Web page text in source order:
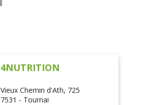
4NUTRITION
Vieux Chemin d'Ath, 725
7531 - Tournai